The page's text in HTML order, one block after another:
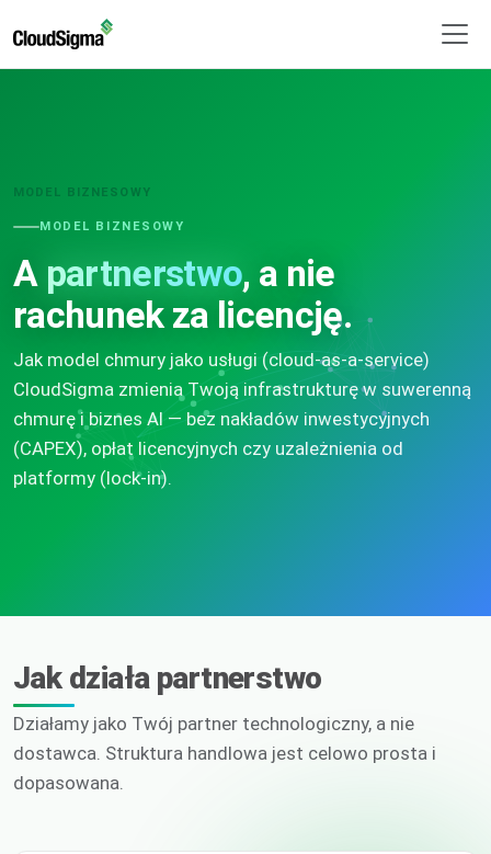
MODEL BIZNESOWY
MODEL BIZNESOWY
A partnerstwo, a nie
rachunek za licencję.
Jak model chmury jako usługi (cloud-as-a-service)
CloudSigma zmienia Twoją infrastrukturę w suwerenną
chmurę i biznes AI — bez nakładów inwestycyjnych
(CAPEX), opłat licencyjnych czy uzależnienia od
platformy (lock-in).
Jak działa partnerstwo
Działamy jako Twój partner technologiczny, a nie
dostawca. Struktura handlowa jest celowo prosta i
dopasowana.